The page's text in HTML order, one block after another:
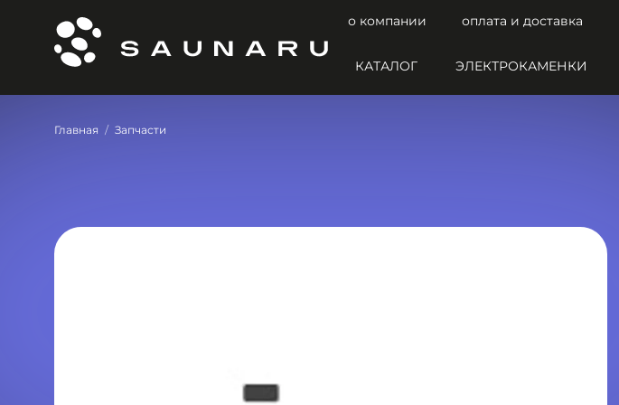
о компании оплата и доставка
КАТАЛОГ ЭЛЕКТРОКАМЕНКИ
Главная Запчасти